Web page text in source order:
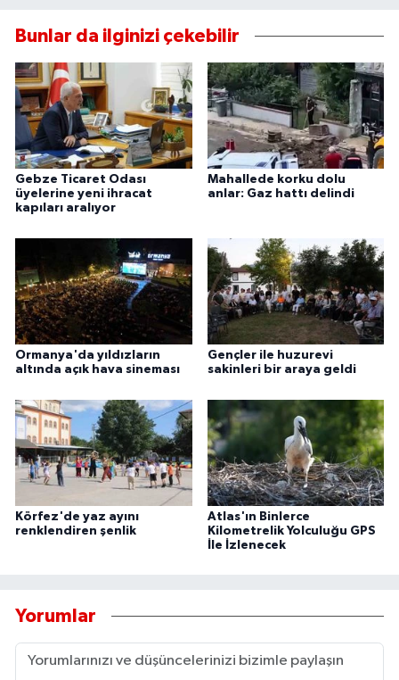
Bunlar da ilginizi çekebilir
Gebze Ticaret Odası
üyelerine yeni ihracat
kapıları aralıyor
Mahallede korku dolu
anlar: Gaz hattı delindi
Ormanya'da yıldızların
altında açık hava sineması
Gençler ile huzurevi
sakinleri bir araya geldi
Körfez'de yaz ayını
renklendiren şenlik
Atlas'ın Binlerce
Kilometrelik Yolculuğu GPS
İle İzlenecek
Yorumlar